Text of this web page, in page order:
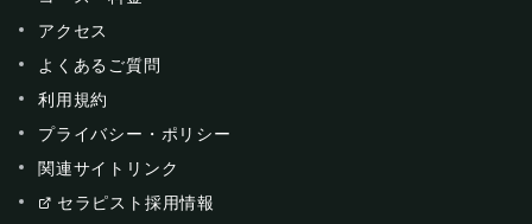
アクセス
よくあるご質問
利用規約
プライバシー・ポリシー
関連サイトリンク
セラピスト採用情報